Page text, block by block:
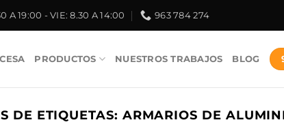
A 19:00 - VIE: 8.30 A 14:00 963 784 274
PRODUCTOS NUESTROS TRABAJOS BLOG
DE ETIQUETAS: ARMARIOS DE